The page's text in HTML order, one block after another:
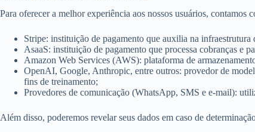
Para oferecer a melhor experiência aos nossos usuários, contamos
Stripe: instituição de pagamento que auxilia na infraestrutura
AsaaS: instituição de pagamento que processa cobranças e
Amazon Web Services (AWS): plataforma de
OpenAI, Google, Anthropic, entre outros: provedor de
fins de treinamento;
Provedores de comunicação (WhatsApp, SMS e e-mail):
Além disso, poderemos revelar seus dados em caso de